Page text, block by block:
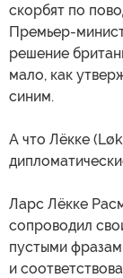
скорбят по
Премьер-
решение
мало, как
синим.
А что Лёкке
Ларс Лёкке
cопроводил
пустыми
и